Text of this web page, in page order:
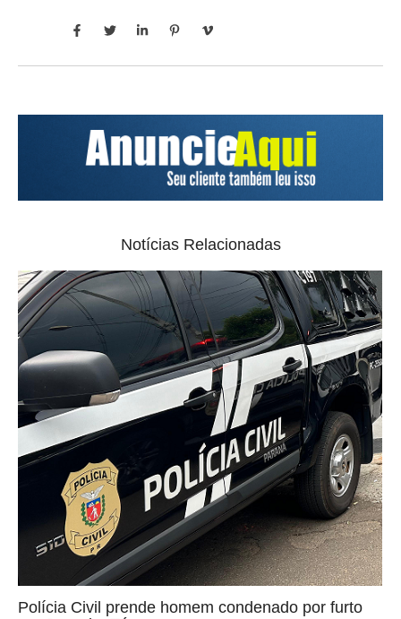
Notícias Relacionadas
Polícia Civil prende homem condenado por furto